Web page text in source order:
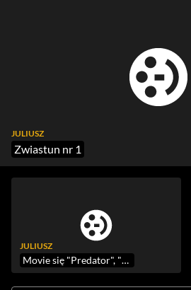
JULIUSZ
Zwiastun nr 1
JULIUSZ
Movie się "Predator", "Juliusz", "Tajemnice Silver Lake"